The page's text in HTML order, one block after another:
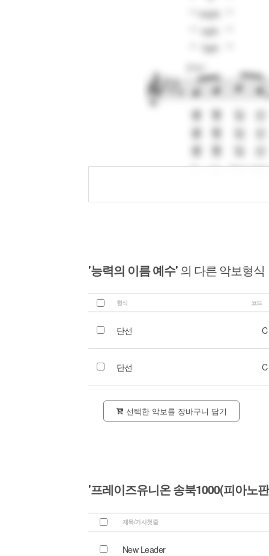
'능력의 이름 예수'의 다른 악보형식
형식 코드
단선
단선
선택한 악보를 장바구니 담기
'프레이즈유니온 송북1000(피아노
제목/가사첫줄
New Leader